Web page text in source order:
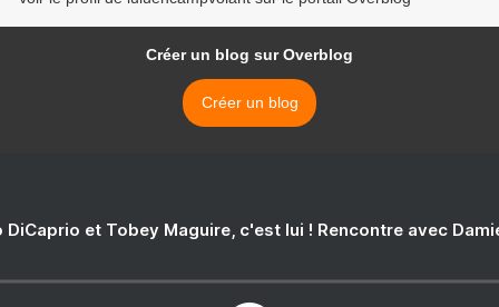
Créer un blog sur Overblog
Créer un blog
DiCaprio et Tobey Maguire, c'est lui ! Rencontre avec